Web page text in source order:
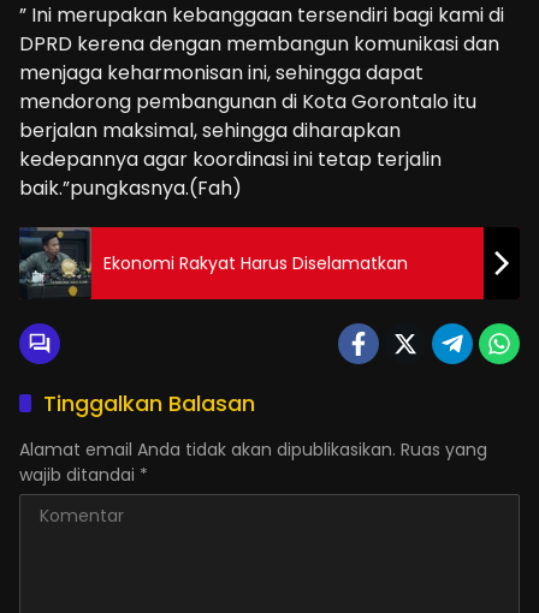
” Ini merupakan kebanggaan tersendiri bagi kami di
DPRD kerena dengan membangun komunikasi dan
menjaga keharmonisan ini, sehingga dapat
mendorong pembangunan di Kota Gorontalo itu
berjalan maksimal, sehingga diharapkan
kedepannya agar koordinasi ini tetap terjalin
baik.”pungkasnya.(Fah)
Ekonomi Rakyat Harus Diselamatkan
Tinggalkan Balasan
Alamat email Anda tidak akan dipublikasikan. Ruas yang
wajib ditandai *